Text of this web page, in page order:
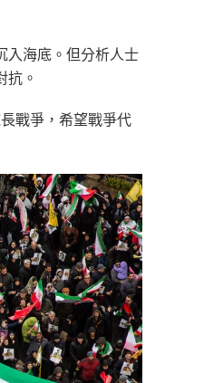
入海底。但分析人士
抗。
戰爭，希望戰爭代